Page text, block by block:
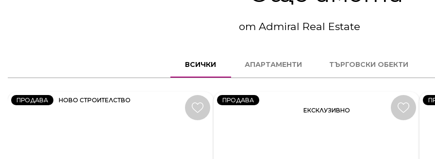
от Admiral Real Estate
ВСИЧКИ АПАРТАМЕНТИ ТЪРГОВСКИ ОБЕКТИ
ПРОДАВА НОВО СТРОИТЕЛСТВО
231606
ПРОДАВА
ЕКСКЛУЗИВНО
231581